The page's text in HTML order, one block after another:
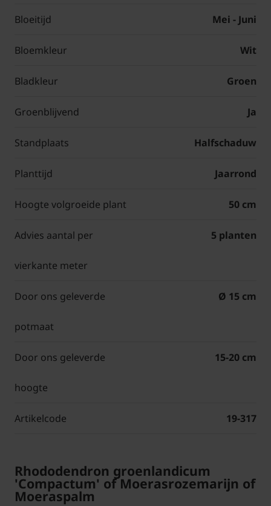
Bloeitijd Mei - Juni
Bloemkleur Wit
Bladkleur Groen
Groenblijvend Ja
Standplaats Halfschaduw
Planttijd Jaarrond
Hoogte volgroeide plant 50 cm
Advies aantal per
vierkante meter
5 planten
Door ons geleverde
potmaat
Ø 15 cm
Door ons geleverde
hoogte
15-20 cm
Artikelcode 19-317
Rhododendron groenlandicum
'Compactum' of Moerasrozemarijn of
Moeraspalm